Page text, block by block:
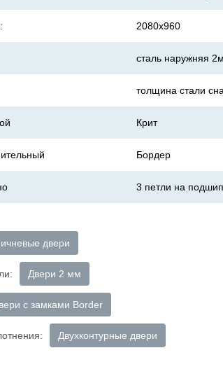
2080х960
сталь наружняя
толщина стали
Крит
Бордер
3 петли на
двери
Двери 2 мм
с замками Border
Двухконтурные двери